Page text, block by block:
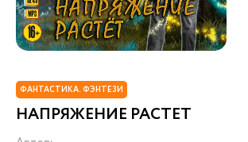
ФАНТАСТИКА. ФЭНТЕЗИ
НАПРЯЖЕНИЕ РАСТЕТ